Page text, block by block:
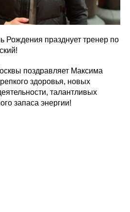
Рождения празднует тренер по
поздравляет Максима
здоровья, новых
талантливых
запаса энергии!